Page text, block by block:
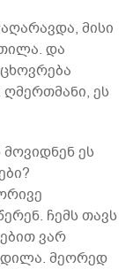
მისი
და
ღმერთმანი, ეს
ეს
ჩემს თავს
ვარ
მეორედ